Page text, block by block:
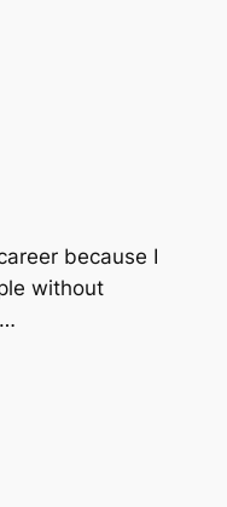
because I
without